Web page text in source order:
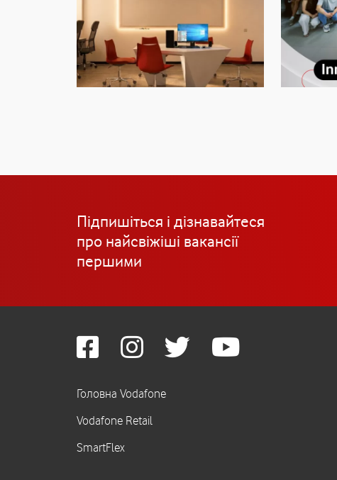
Підпишіться і дізнавайтеся
про найсвіжіші вакансії
першими
Головна Vodafone
Vodafone Retail
SmartFlex